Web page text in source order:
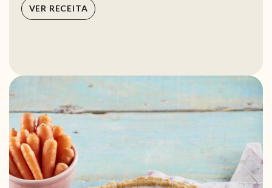
VER RECEITA